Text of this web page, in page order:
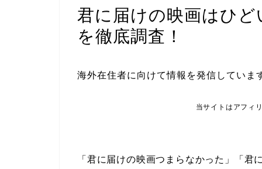
君に届けの映画はひ
を徹底調査！
海外在住者に向けて情報を発信していま
当サイトはアフィ
「君に届けの映画つまらなかった」「